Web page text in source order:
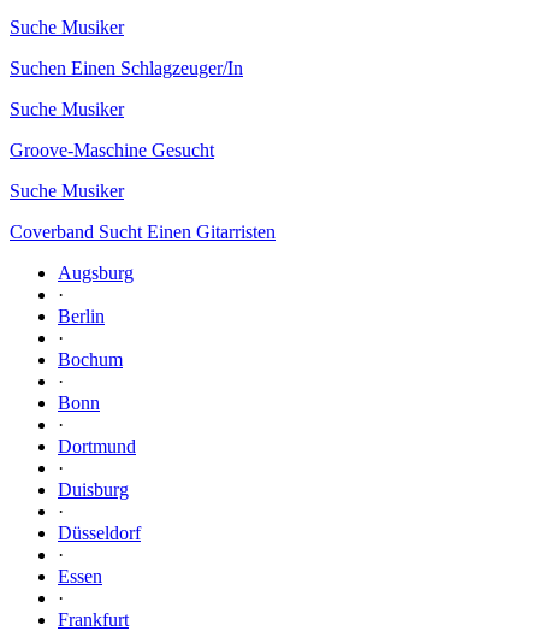
Suche Musiker
Suchen Einen Schlagzeuger/In
Suche Musiker
Groove-Maschine Gesucht
Suche Musiker
Coverband Sucht Einen Gitarristen
Augsburg
·
Berlin
·
Bochum
·
Bonn
·
Dortmund
·
Duisburg
·
Düsseldorf
·
Essen
·
Frankfurt